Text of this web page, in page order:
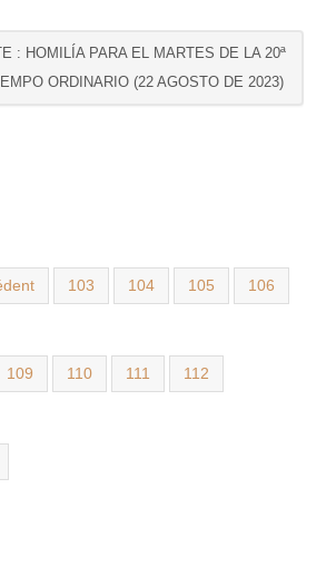
: HOMILÍA PARA EL MARTES DE LA 20ª
ORDINARIO (22 AGOSTO DE 2023)
103 104 105 106
109 110 111 112